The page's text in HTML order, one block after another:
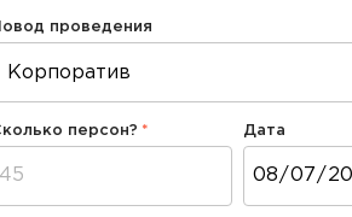
проведения
персон? Дата